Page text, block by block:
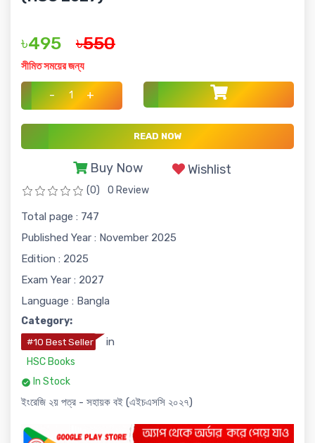
৳495 ৳550
সীমিত সময়ের জন্য
- +
READ NOW
Buy Now Wishlist
(0) 0 Review
Total page : 747
Published Year : November 2025
Edition : 2025
Exam Year : 2027
Language : Bangla
Category:
#10 Best Seller in
HSC Books
In Stock
ইংরেজি ২য় পত্র - সহায়ক বই (এইচএসসি ২০২৭)